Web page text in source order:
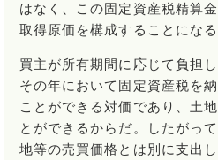
はなく、この固定資産税精算
取得原価を構成することになる
買主が所有期間に応じて負担
その年において固定資産税を
ことができる対価であり、土
とができるからだ。したがっ
地等の売買価格とは別に支出